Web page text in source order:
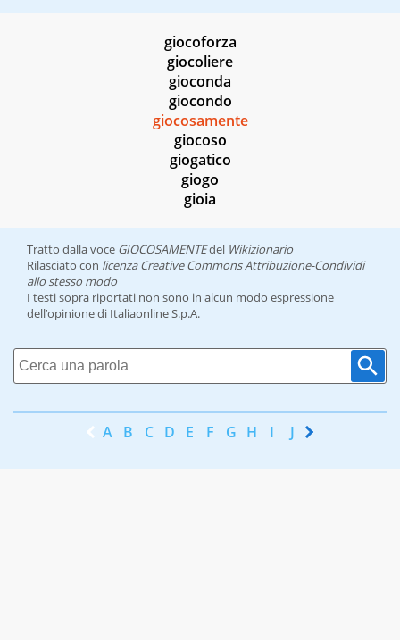
giocoforza
giocoliere
gioconda
giocondo
giocosamente
giocoso
giogatico
giogo
gioia
Tratto dalla voce GIOCOSAMENTEdel Wikizionario
Rilasciato con licenza Creative Commons Attribuzione-Condividi
allo stesso modo
I testi sopra riportati non sono in alcun modo espressione
dell’opinione di Italiaonline S.p.A.
A B C D E F G H I J K